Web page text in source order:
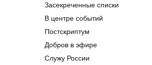
Засекреченные списки
В центре событий
Постскриптум
Добров в эфире
Служу России